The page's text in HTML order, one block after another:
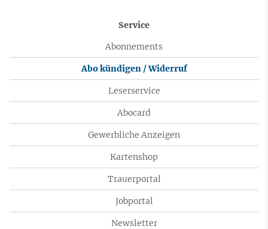
Service
Abonnements
Abo kündigen / Widerruf
Leserservice
Abocard
Gewerbliche Anzeigen
Kartenshop
Trauerportal
Jobportal
Newsletter